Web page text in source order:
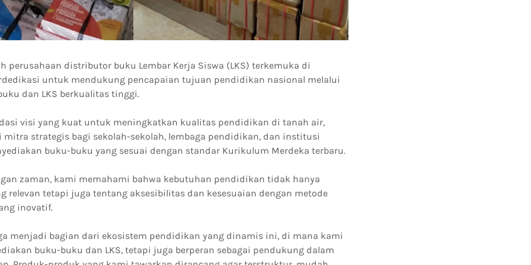
perusahaan distributor buku Lembar Kerja Siswa (LKS) terkemuka di
untuk mendukung pencapaian tujuan pendidikan nasional melalui
dan LKS berkualitas tinggi.
visi yang kuat untuk meningkatkan kualitas pendidikan di tanah air,
mitra strategis bagi sekolah-sekolah, lembaga pendidikan, dan institusi
buku-buku yang sesuai dengan standar Kurikulum Merdeka terbaru.
zaman, kami memahami bahwa kebutuhan pendidikan tidak hanya
relevan tetapi juga tentang aksesibilitas dan kesesuaian dengan metode
inovatif.
menjadi bagian dari ekosistem pendidikan yang dinamis ini, di mana kami
buku-buku dan LKS, tetapi juga berperan sebagai pendukung dalam